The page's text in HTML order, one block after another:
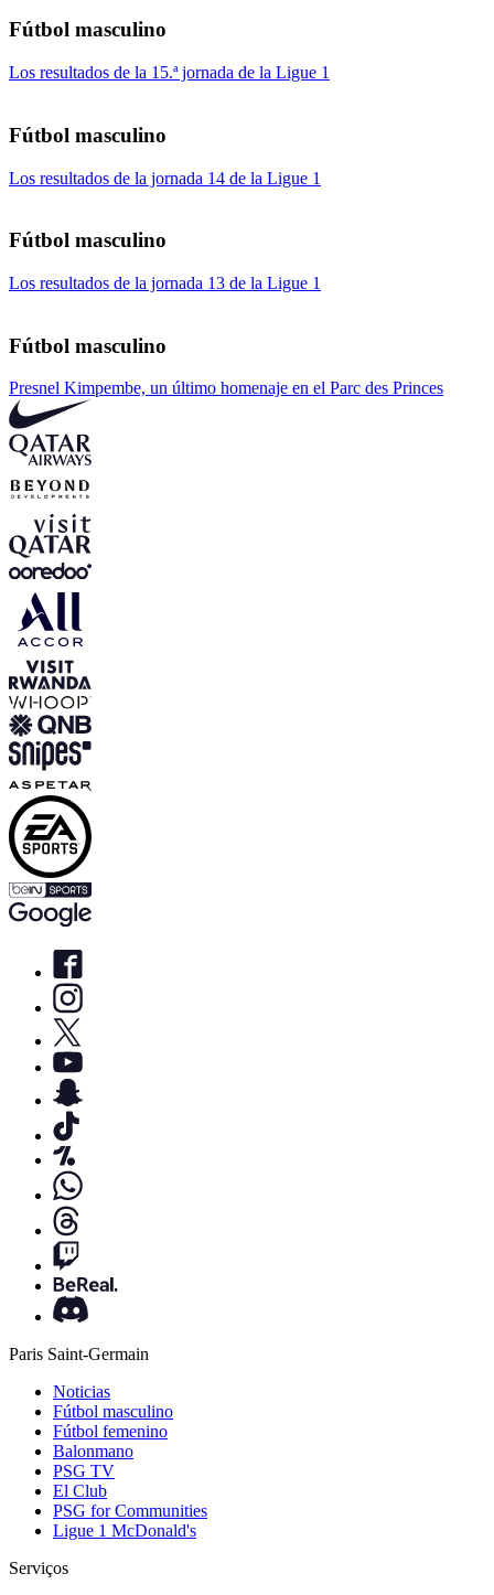
Fútbol masculino
Los resultados de la 15.ª jornada de la Ligue 1
Fútbol masculino
Los resultados de la jornada 14 de la Ligue 1
Fútbol masculino
Los resultados de la jornada 13 de la Ligue 1
Fútbol masculino
Presnel Kimpembe, un último homenaje en el Parc des Princes
Paris Saint-Germain
Noticias
Fútbol masculino
Fútbol femenino
Balonmano
PSG TV
El Club
PSG for Communities
Ligue 1 McDonald's
Serviços